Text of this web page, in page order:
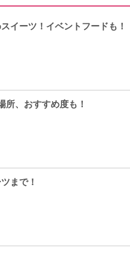
イーツ！イベントフードも！
所、おすすめ度も！
まで！